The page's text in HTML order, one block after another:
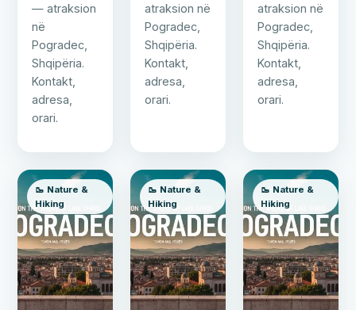
— atraksion
në
Pogradec,
Shqipëria.
Kontakt,
adresa,
orari.
atraksion në
Pogradec,
Shqipëria.
Kontakt,
adresa,
orari.
atraksion në
Pogradec,
Shqipëria.
Kontakt,
adresa,
orari.
🥾 Nature &
Hiking
🥾 Nature &
Hiking
🥾 Nature &
Hiking